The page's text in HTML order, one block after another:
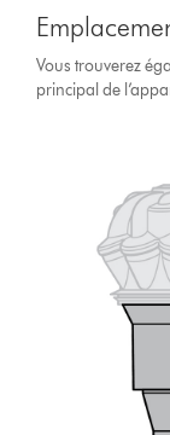
Vous trouverez
principal de